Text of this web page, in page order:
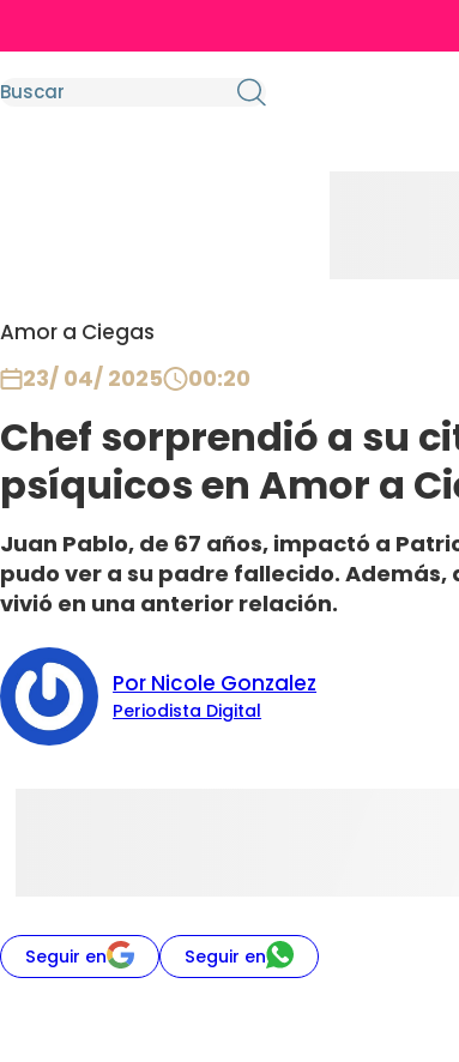
Amor a Ciegas
23/ 04/ 2025 00:20
Chef sorprendió a su
psíquicos en Amor a
Juan Pablo, de 67 años, impactó a
pudo ver a su padre fallecido.
vivió en una anterior relación.
Por Nicole Gonzalez
Periodista Digital
Seguir en Seguir en